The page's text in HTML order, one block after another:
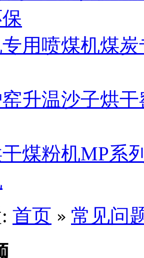
用喷煤机煤
升温沙子烘
煤粉机MP系
首页 » 常见问